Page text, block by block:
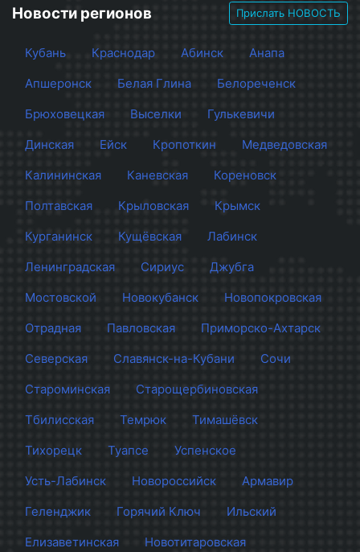
Новости регионов Прислать НОВОСТЬ
Кубань Краснодар Абинск
Анапа
Апшеронск
Белая Глина
Белореченск
Брюховецкая
Выселки
Гулькевичи
Динская
Ейск Кропоткин
Медведовская
Калининская
Каневская
Кореновск
Полтавская
Крыловская
Крымск
Курганинск
Кущёвская
Лабинск
Ленинградская
Сириус
Джубга
Мостовской
Новокубанск
Новопокровская
Отрадная
Павловская
Приморско-Ахтарск
Северская
Славянск-на-Кубани
Сочи
Староминская
Старощербиновская
Тбилисская
Темрюк
Тимашёвск
Тихорецк
Туапсе
Успенское
Усть-Лабинск
Новороссийск
Армавир
Геленджик
Горячий Ключ
Ильский
Елизаветинская
Новотитаровская